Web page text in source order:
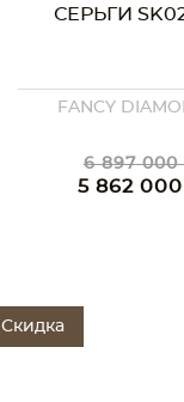
СЕРЬГИ
FANCY
6 897 000
5 862
Скидка